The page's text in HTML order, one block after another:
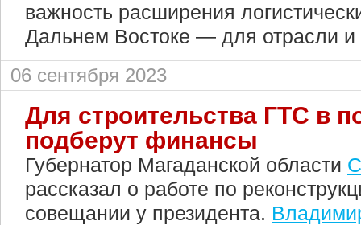
важность расширения
Дальнем Востоке — для отрасли и
06 сентября 2023
Для строительства ГТС в
подберут финансы
Губернатор Магаданской области
рассказал о работе по
совещании у президента.